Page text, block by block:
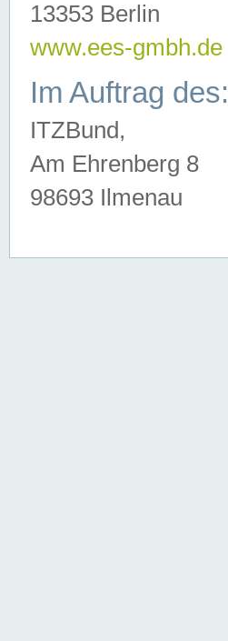
13353 Berlin
www.ees-gmbh.de
Im Auftrag des:
ITZBund,
Am Ehrenberg 8
98693 Ilmenau